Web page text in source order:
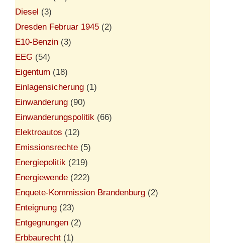
Diesel (3)
Dresden Februar 1945 (2)
E10-Benzin (3)
EEG (54)
Eigentum (18)
Einlagensicherung (1)
Einwanderung (90)
Einwanderungspolitik (66)
Elektroautos (12)
Emissionsrechte (5)
Energiepolitik (219)
Energiewende (222)
Enquete-Kommission Brandenburg (2)
Enteignung (23)
Entgegnungen (2)
Erbbaurecht (1)